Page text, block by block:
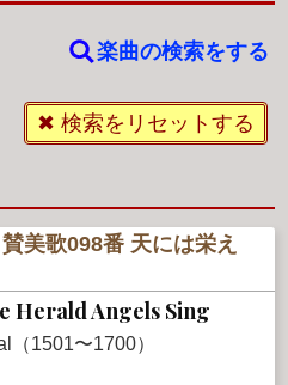
楽曲の検索をする
✖ 検索をリセットする
美歌098番 天には栄え
Herald Angels Sing
（1501〜1700）